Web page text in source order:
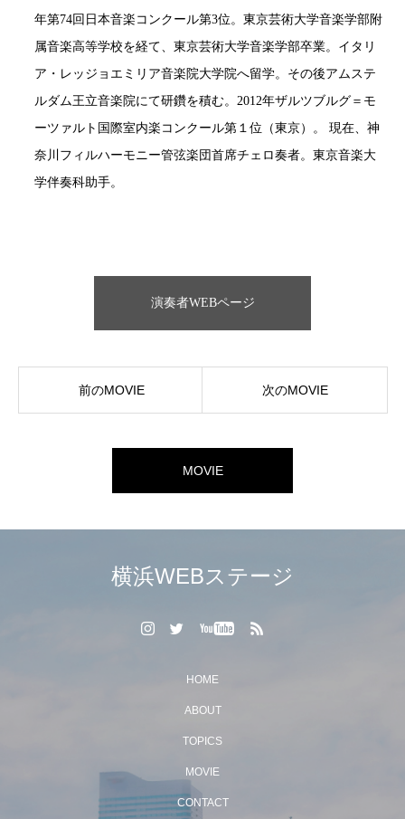
年第74回日本音楽コンクール第3位。東京芸術大学音楽学部附
属音楽高等学校を経て、東京芸術大学音楽学部卒業。イタリ
ア・レッジョエミリア音楽院大学院へ留学。その後アムステ
ルダム王立音楽院にて研鑽を積む。2012年ザルツブルグ＝モ
ーツァルト国際室内楽コンクール第１位（東京）。 現在、神
奈川フィルハーモニー管弦楽団首席チェロ奏者。東京音楽大
学伴奏科助手。
演奏者WEBページ
前のMOVIE 次のMOVIE
MOVIE
横浜WEBステージ
HOME
ABOUT
TOPICS
MOVIE
CONTACT